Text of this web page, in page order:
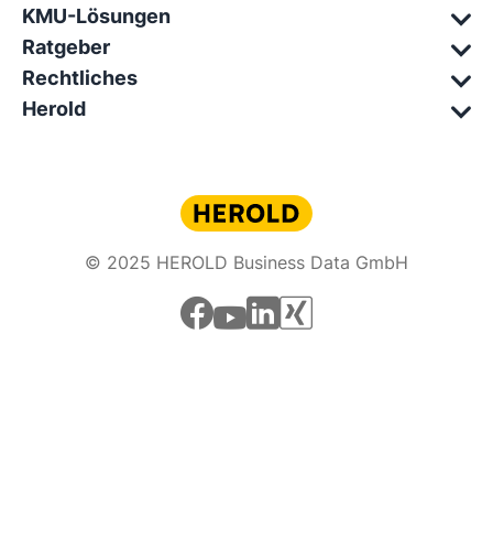
KMU-Lösungen
Ratgeber
Rechtliches
Herold
© 2025 HEROLD Business Data GmbH